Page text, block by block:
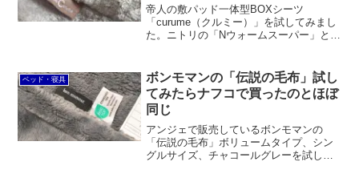
帝人の敷パッド一体型BOXシーツ
「curume（クルミー）」を試してみまし
た。ニトリの「Nウォームスーパー」と比
ような柔らかさで、毎晩ベッドで寝るの
が楽しみです。
ベッド・寝具
ボンモマンの「伝説の毛布」試し
てみたらナフコで買ったのとほぼ
同じ
アンジェで販売しているボンモマンの
「伝説の毛布」ボリュームタイプ、シン
グルサイズ、チャコールグレーを試して